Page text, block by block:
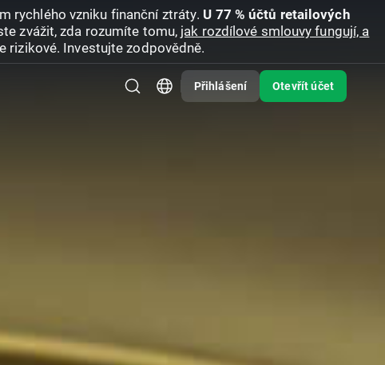
rychlého vzniku finanční ztráty. U 77 % účtů retailových
zvážit, zda rozumíte tomu, jak rozdílové smlouvy fungují, a
rizikové. Investujte zodpovědně.
Přihlášení Otevřít účet